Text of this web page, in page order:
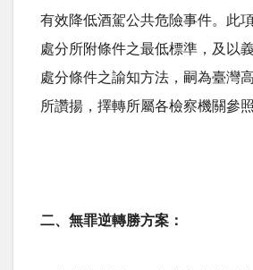
有效降低酒駕公共危險事件。此
處分所附條件之最低標準，及以
處分條件之諭知方法，嗣為臺灣
所讚揚，擇轉所屬各檢察機關參照
二、無罪逆轉勝方案：